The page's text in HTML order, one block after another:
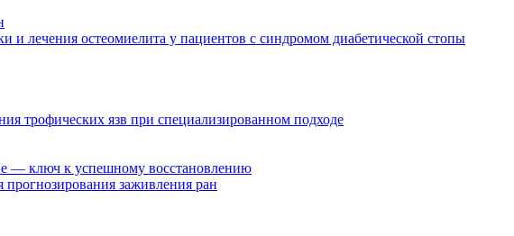
и лечения остеомиелита у пациентов с синдромом диабетической стопы
трофических язв при специализированном подходе
— ключ к успешному восстановлению
заживления ран